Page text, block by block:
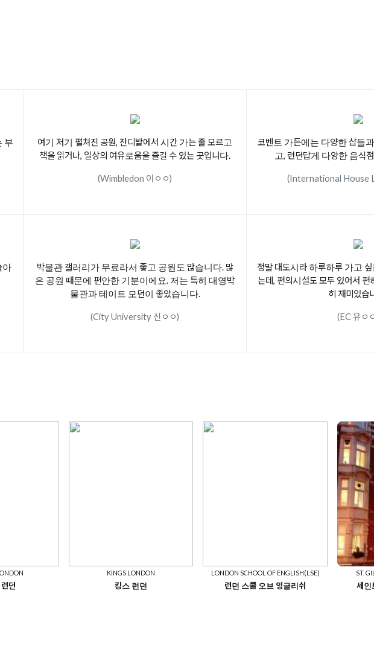
부
여기 저기 펼쳐진 공원, 잔디밭에서 시간 가는 줄 모르고
책을 읽거나, 일상의 여유로움을 즐길 수 있는 곳입니다.
(Wimbledon 이ㅇㅇ)
코벤트 가든에는 다양한 샵들
고, 런던답게 다양한 음식
(International House
아
박물관 갤러리가 무료라서 좋고 공원도 많습니다. 많
은 공원 때문에 편안한 기분이에요. 저는 특히 대영박
물관과 테이트 모던이 좋았습니다.
(City University 신ㅇㅇ)
정말 대도시라 하루하루 가고
는데, 편의시설도 모두 있어서
히 재미있습
(EC 유ㅇ
던
KINGS LONDON
킹스 런던
LONDON SCHOOL OF ENGLISH(LSE)
런던 스쿨 오브 잉글리쉬
ST.
세인